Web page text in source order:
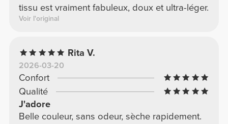
tissu est vraiment fabuleux, doux et ultra-léger.
Voir l'original
Rita V.
2026-03-20
Confort
Qualité
J'adore
Belle couleur, sans odeur, sèche rapidement.